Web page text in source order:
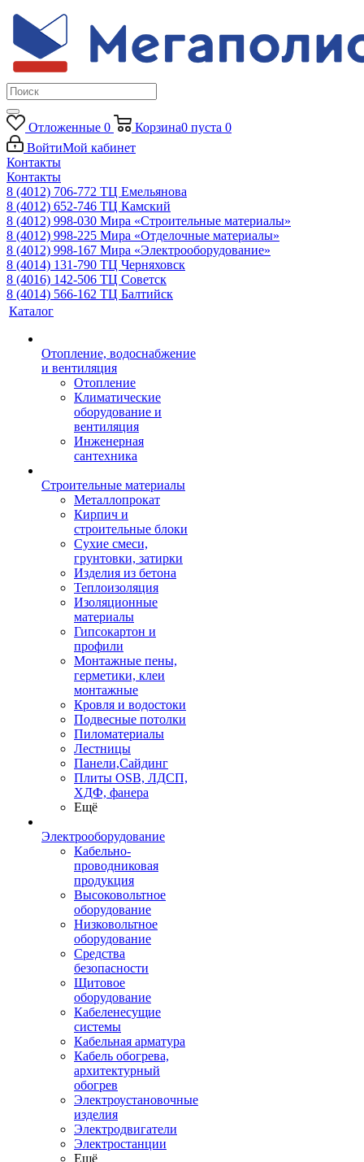
Отложенные 0 Корзина0 пуста 0
ВойтиМой кабинет
Контакты
Контакты
8 (4012) 706-772 ТЦ Емельянова
8 (4012) 652-746 ТЦ Камский
8 (4012) 998-030 Мира «Строительные материалы»
8 (4012) 998-225 Мира «Отделочные материалы»
8 (4012) 998-167 Мира «Электрооборудование»
8 (4014) 131-790 ТЦ Черняховск
8 (4016) 142-506 ТЦ Советск
8 (4014) 566-162 ТЦ Балтийск
Каталог
Отопление, водоснабжение
и вентиляция
Отопление
Климатические
оборудование и
вентиляция
Инженерная
сантехника
Строительные материалы
Металлопрокат
Кирпич и
строительные блоки
Сухие смеси,
грунтовки, затирки
Изделия из бетона
Теплоизоляция
Изоляционные
материалы
Гипсокартон и
профили
Монтажные пены,
герметики, клеи
монтажные
Кровля и водостоки
Подвесные потолки
Пиломатериалы
Лестницы
Панели,Сайдинг
Плиты OSB, ЛДСП,
ХДФ, фанера
Ещё
Электрооборудование
Кабельно-
проводниковая
продукция
Высоковольтное
оборудование
Низковольтное
оборудование
Средства
безопасности
Щитовое
оборудование
Кабеленесущие
системы
Кабельная арматура
Кабель обогрева,
архитектурный
обогрев
Электроустановочные
изделия
Электродвигатели
Электростанции
Ещё